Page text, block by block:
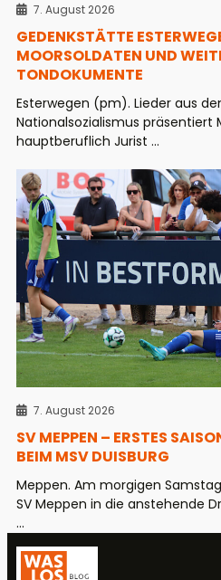
7. August 2026
GEDENKSTÄTTE
MOORSOLDATEN UND
TONDOKUMENTE
Esterwegen (pm). Lieder aus
Nationalsozialismus präsentiert
hauptberuflich Jurist ...
7. August 2026
SV MEPPEN – ERSTES
BEIM MSV DUISBURG
Meppen. Am morgigen
SV Meppen in die anstehende
...